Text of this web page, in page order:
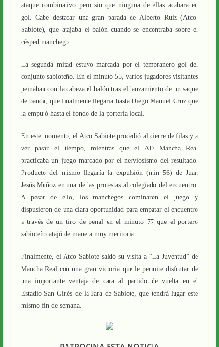
ataque combinativo pero sin que ninguna de ellas acabara en
gol. Cabe destacar una gran parada de Alberto Ruiz (Atco.
Sabiote), que atajaba el balón cuando se encontraba sobre el
césped manchego.
La segunda mitad estuvo marcada por el tempranero gol del
conjunto sabioteño. En el minuto 55, varios jugadores visitantes
peinaban con la cabeza el balón tras el lanzamiento de un saque
de banda, que finalmente llegaría hasta Diego Manuel Cruz que
la empujó hasta el fondo de la portería local.
En este momento, el Atco Sabiote procedió al cierre de filas y a
ver pasar el tiempo, mientras que el AD Mancha Real
practicaba un juego marcado por el nerviosismo del resultado.
Producto del mismo llegaría la expulsión (min 56) de Juan
Jesús Muñoz en una de las protestas al colegiado del encuentro.
A pesar de ello, los manchegos dominaron el juego y
dispusieron de una clara oportunidad para empatar el encuentro
a través de un tiro de penal en el minuto 77 que el portero
sabioteño atajó de manera muy meritoria.
Finalmente, el Atco Sabiote saldó su visita a “La Juventud” de
Mancha Real con una gran victoria que le permite disfrutar de
una importante ventaja de cara al partido de vuelta en el
Estadio San Ginés de la Jara de Sabiote, que tendrá lugar este
mismo fin de semana.